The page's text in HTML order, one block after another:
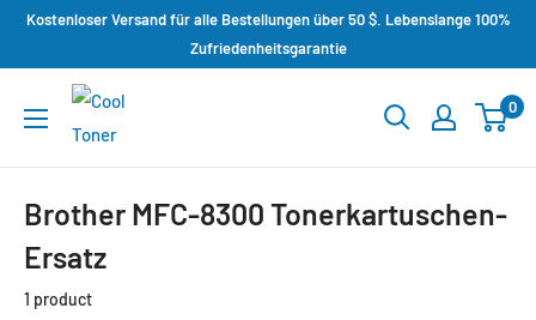
Kostenloser Versand für alle Bestellungen über 50 $. Lebenslange 100%
Zufriedenheitsgarantie
0
Brother MFC-8300 Tonerkartuschen-
Ersatz
1 product